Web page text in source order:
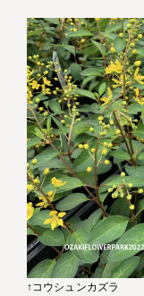
↑コウシュンカズラ